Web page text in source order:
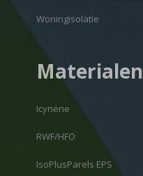
Woningisolatie
Materialen
Icynene
RWF/HFO
IsoPlusParels EPS